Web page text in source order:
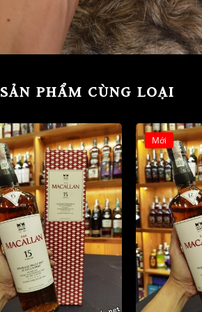
SẢN PHẨM CÙNG LOẠI
Mới